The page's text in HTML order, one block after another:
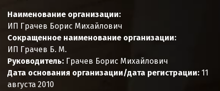
Наименование организации:
ИП Грачев Борис Михайлович
Сокращенное наименование организации:
ИП Грачев Б. М.
Руководитель: Грачев Борис Михайлович
Дата основания организации/дата регистрации: 11
августа 2010